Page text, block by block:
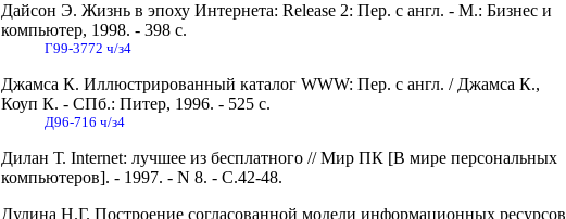
Дайсон Э. Жизнь в эпоху Интернета: Release 2: Пер. с англ. - М.: Бизнес и
компьютер, 1998. - 398 с.
Г99-3772 ч/з4
Джамса К. Иллюстрированный каталог WWW: Пер. с англ. / Джамса К.,
Коуп К. - СПб.: Питер, 1996. - 525 с.
Д96-716 ч/з4
Дилан Т. Internet: лучшее из бесплатного // Мир ПК [В мире персональных
компьютеров]. - 1997. - N 8. - С.42-48.
Дулина Н.Г. Построение согласованной модели информационных ресурсов